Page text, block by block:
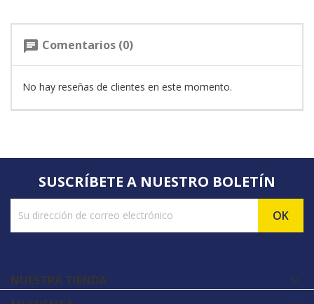
chat Comentarios (0)
No hay reseñas de clientes en este momento.
SUSCRÍBETE A NUESTRO BOLETÍN
NUESTRA TIENDA 